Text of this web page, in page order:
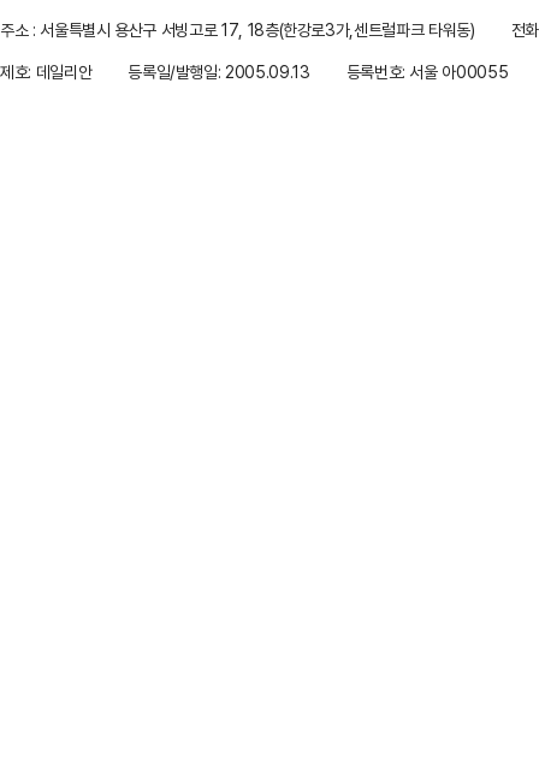
주소 : 서울특별시 용산구 서빙고로 17, 18층(한강로3가,센트럴파크 타워동)
전
제호: 데일리안
등록일/발행일: 2005.09.13 등록번호: 서울 아00055